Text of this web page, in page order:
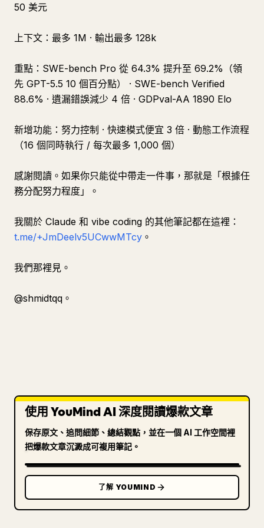
50 美元
上下文：最多 1M · 輸出最多 128k
重點：SWE-bench Pro 從 64.3% 提升至 69.2%（領
先 GPT-5.5 10 個百分點） · SWE-bench Verified
88.6% · 遺漏錯誤減少 4 倍 · GDPval-AA 1890 Elo
新增功能：努力控制 · 快速模式便宜 3 倍 · 動態工作流程
（16 個同時執行 / 每次最多 1,000 個）
感謝閱讀。如果你只能從中帶走一件事，那就是「根據任
務分配努力程度」。
我關於 Claude 和 vibe coding 的其他筆記都在這裡：
t.me/+JmDeelv5UCwwMTcy 。
我們那裡見。
@shmidtqq。
使用 YouMind AI 深度閱讀爆款文章
保存原文、追問細節、總結觀點，並在一個 AI 工作空間裡
把爆款文章沉澱成可複用筆記。
了解 YOUMIND